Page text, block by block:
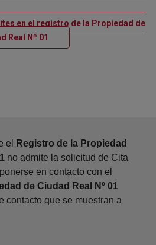
en el registro de la Propiedad de
Real Nº 01 Ventana nueva
el
Registro de la Propiedad
no admite la solicitud de Cita
en contacto con el
de Ciudad Real Nº 01
contacto que se muestran a